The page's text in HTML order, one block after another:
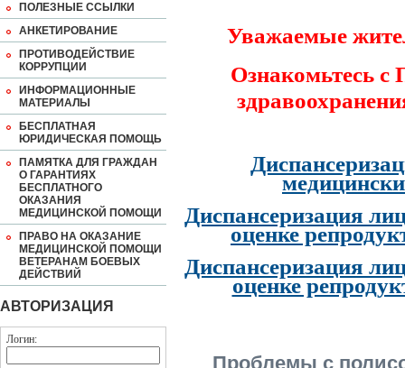
ПОЛЕЗНЫЕ ССЫЛКИ
АНКЕТИРОВАНИЕ
ПРОТИВОДЕЙСТВИЕ
КОРРУПЦИИ
ИНФОРМАЦИОННЫЕ
МАТЕРИАЛЫ
БЕСПЛАТНАЯ
ЮРИДИЧЕСКАЯ ПОМОЩЬ
ПАМЯТКА ДЛЯ ГРАЖДАН
О ГАРАНТИЯХ
БЕСПЛАТНОГО
ОКАЗАНИЯ
МЕДИЦИНСКОЙ ПОМОЩИ
ПРАВО НА ОКАЗАНИЕ
МЕДИЦИНСКОЙ ПОМОЩИ
ВЕТЕРАНАМ БОЕВЫХ
ДЕЙСТВИЙ
АВТОРИЗАЦИЯ
Логин:
Уважаемые
Ознакомьтесь
Диспансеризация
оценке
Диспансеризация
оценке
Проблемы с